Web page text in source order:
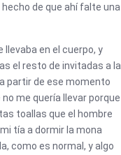
de que ahí falte una
llevaba en el cuerpo, y
el resto de invitadas a la
partir de ese momento
me quería llevar porque
toallas que el hombre
tía a dormir la mona
como es normal, y algo